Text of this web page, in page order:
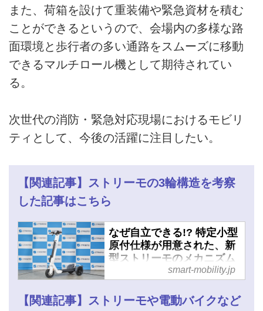
また、荷箱を設けて重装備や緊急資材を積む
ことができるというので、会場内の多様な路
面環境と歩行者の多い通路をスムーズに移動
できるマルチロール機として期待されてい
る。
次世代の消防・緊急対応現場におけるモビリ
ティとして、今後の活躍に注目したい。
【関連記事】ストリーモの3輪構造を考察
した記事はこちら
なぜ自立できる!? 特定小型
原付仕様が用意された、新
型ストリーモのメカニズム
を考察する - スマートモビ
smart-mobility.jp
【関連記事】ストリーモや電動バイクなど